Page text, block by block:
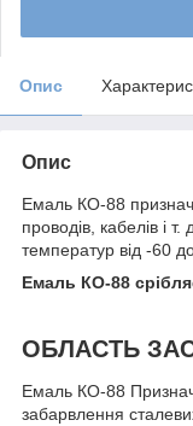
Опис
Опис
Емаль КО-88
проводів, кабелів і
температур від -60
Емаль КО-88
ОБЛАСТЬ
Емаль КО-88
забарвлення